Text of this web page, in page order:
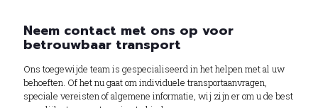
Neem contact met ons op voor
betrouwbaar transport
Ons toegewijde team is gespecialiseerd in het helpen met al uw
behoeften. Of het nu gaat om individuele transportaanvragen,
speciale vereisten of algemene informatie, wij zijn er om u de best